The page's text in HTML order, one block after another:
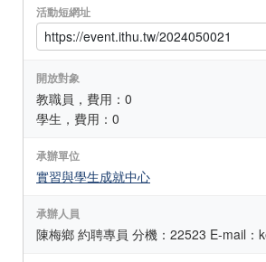
活動短網址
開放對象
教職員，費用：0
學生，費用：0
承辦單位
實習與學生成就中心
承辦人員
陳梅鄉 約聘專員 分機：22523 E-mail：